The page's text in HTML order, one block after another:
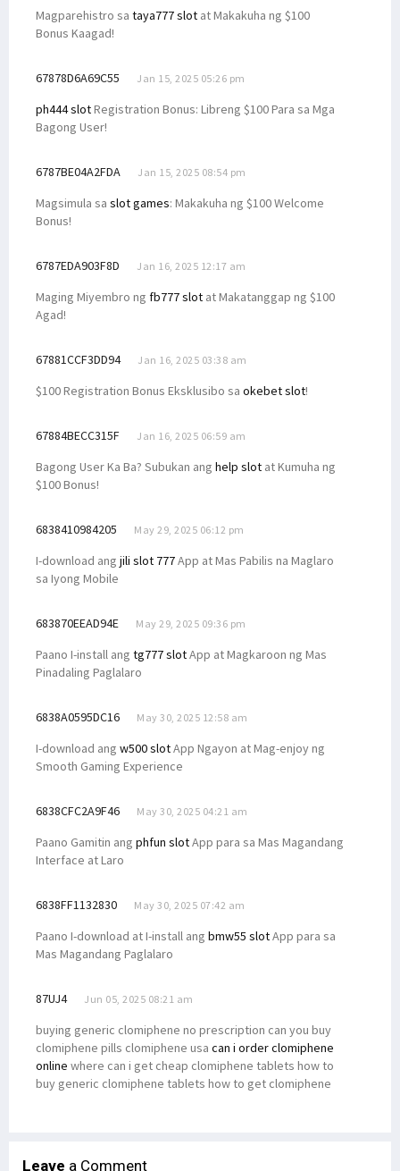
Magparehistro sa taya777 slot at Makakuha ng $100
Bonus Kaagad!
67878D6A69C55 Jan 15, 2025 05:26 pm
ph444 slotRegistration Bonus: Libreng $100 Para sa Mga
Bagong User!
6787BE04A2FDA Jan 15, 2025 08:54 pm
Magsimula sa slot games: Makakuha ng $100 Welcome
Bonus!
6787EDA903F8D Jan 16, 2025 12:17 am
Maging Miyembro ng fb777 slot at Makatanggap ng $100
Agad!
67881CCF3DD94 Jan 16, 2025 03:38 am
$100 Registration Bonus Eksklusibo sa okebet slot!
67884BECC315F Jan 16, 2025 06:59 am
Bagong User Ka Ba? Subukan ang help slot at Kumuha ng
$100 Bonus!
6838410984205 May 29, 2025 06:12 pm
I-download ang jili slot 777App at Mas Pabilis na Maglaro
sa Iyong Mobile
683870EEAD94E May 29, 2025 09:36 pm
Paano I-install ang tg777 slotApp at Magkaroon ng Mas
Pinadaling Paglalaro
6838A0595DC16 May 30, 2025 12:58 am
I-download ang w500 slotApp Ngayon at Mag-enjoy ng
Smooth Gaming Experience
6838CFC2A9F46 May 30, 2025 04:21 am
Paano Gamitin ang phfun slotApp para sa Mas Magandang
Interface at Laro
6838FF1132830 May 30, 2025 07:42 am
Paano I-download at I-install ang bmw55 slotApp para sa
Mas Magandang Paglalaro
87UJ4 Jun 05, 2025 08:21 am
buying generic clomiphene no prescription can you buy
clomiphene pills clomiphene usa can i order clomiphene
online where can i get cheap clomiphene tablets how to
buy generic clomiphene tablets how to get clomiphene
Leave a Comment